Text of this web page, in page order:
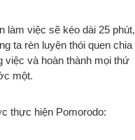
làm việc sẽ kéo dài 25 phút,
ta rèn luyện thói quen chia
việc và hoàn thành mọi thứ
một.
thực hiện Pomorodo: